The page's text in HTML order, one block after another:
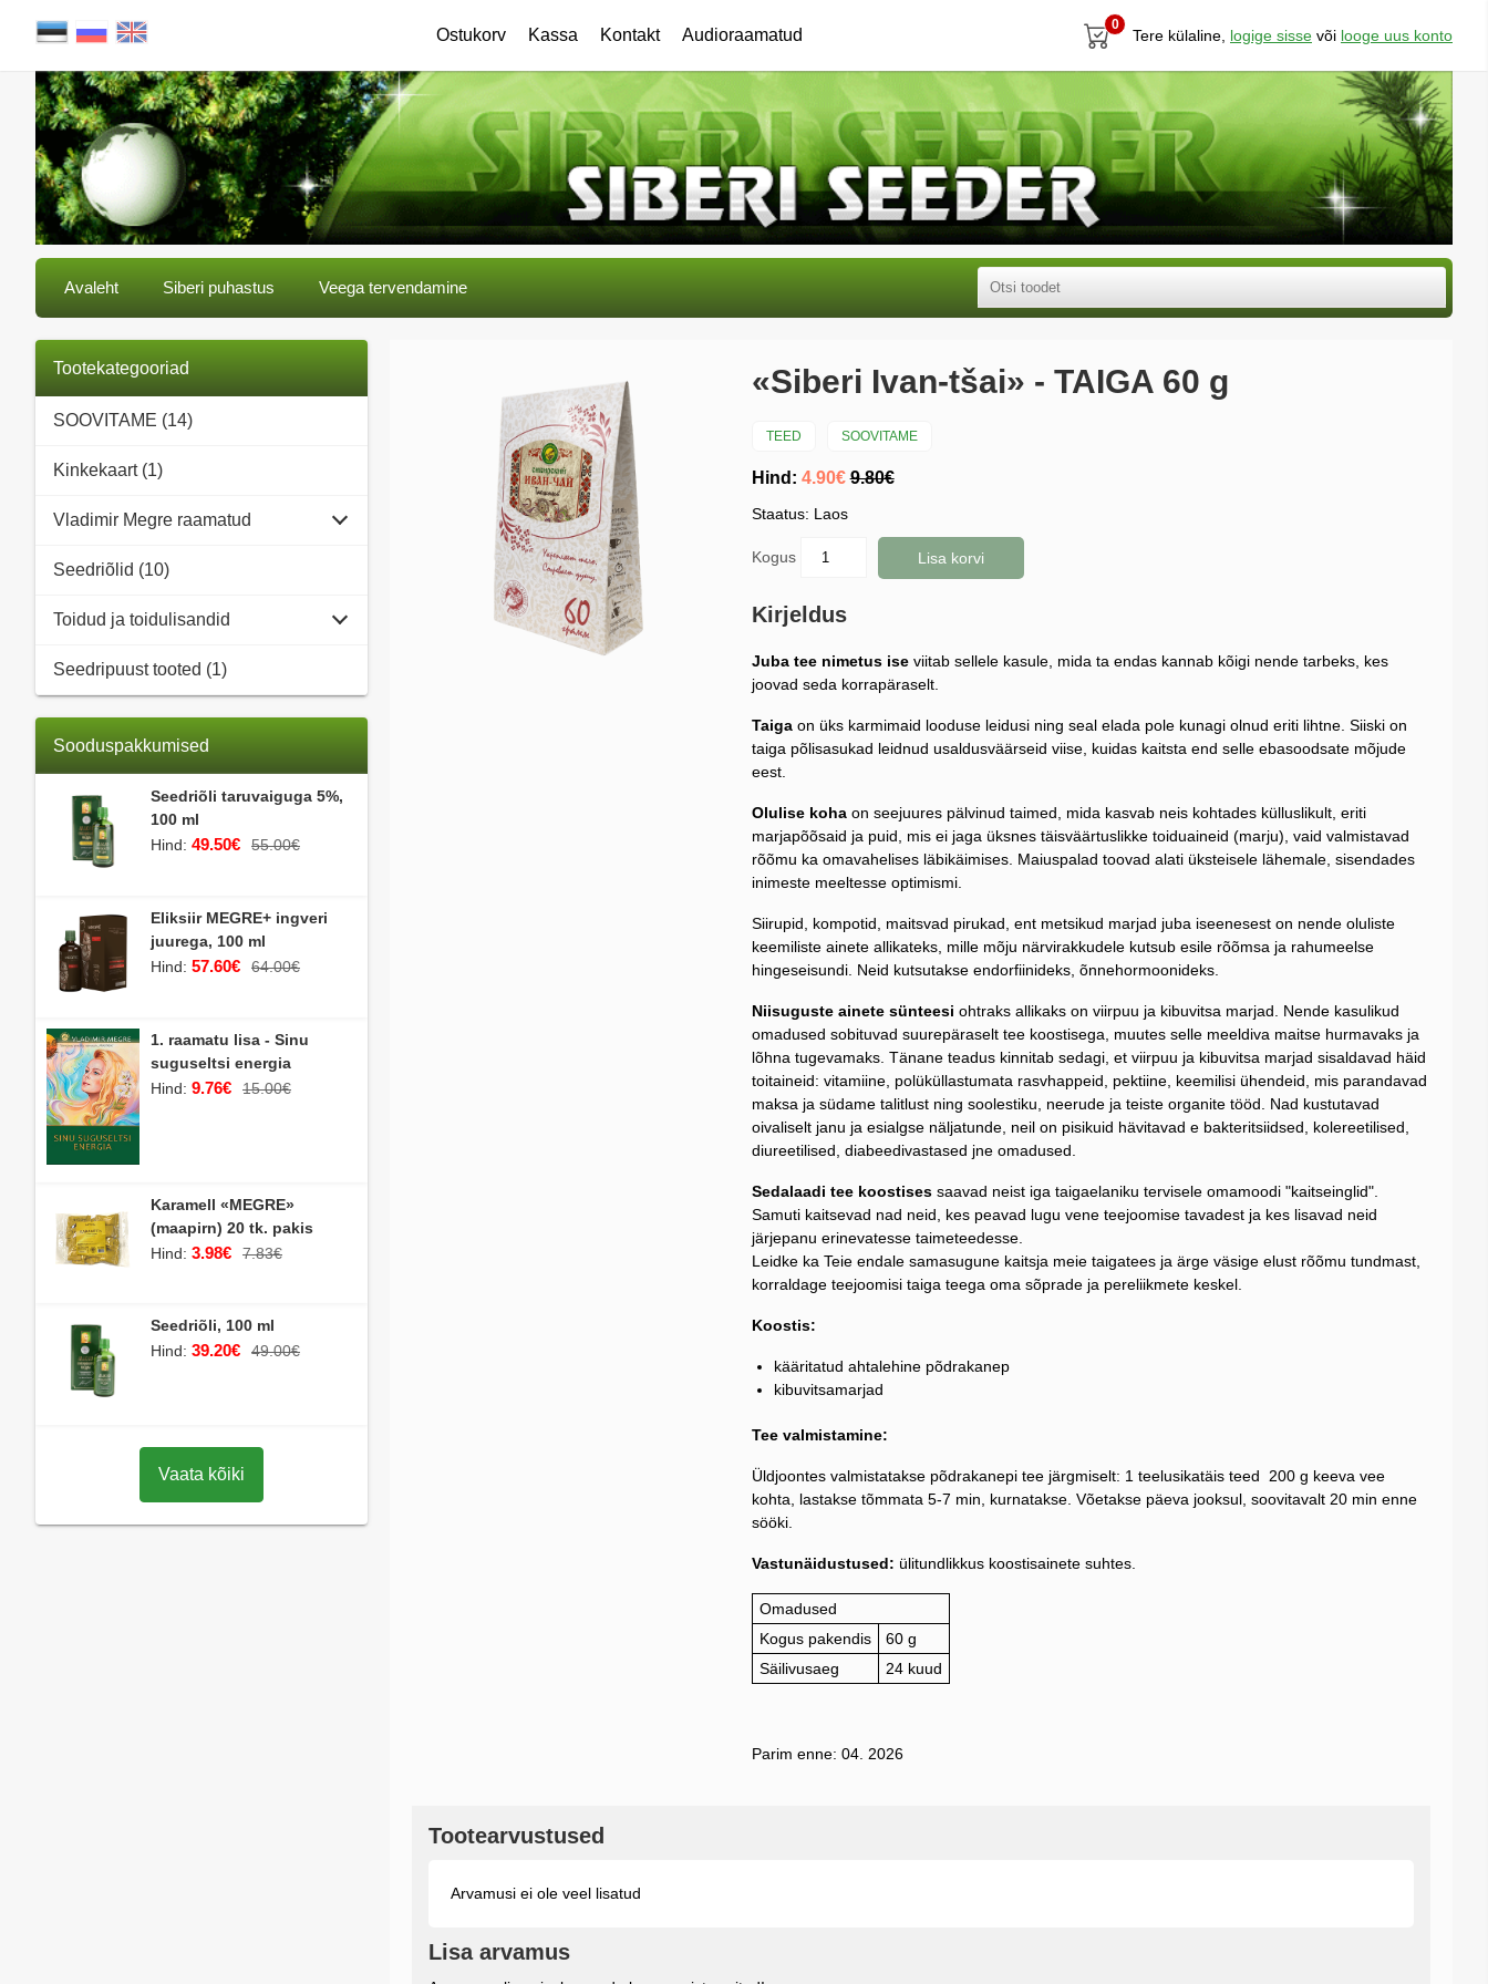
Ostukorv Kassa Kontakt Audioraamatud
0
Tere külaline, logige sisse või looge uus konto
Avaleht Siberi puhastus Veega tervendamine
Tootekategooriad
SOOVITAME (14)
Kinkekaart (1)
Vladimir Megre raamatud
Seedriõlid (10)
Toidud ja toidulisandid
Seedripuust tooted (1)
Sooduspakkumised
Seedriõli taruvaiguga 5%,
100 ml
Hind: 49.50€ 55.00€
Eliksiir MEGRE+ ingveri
juurega, 100 ml
Hind: 57.60€ 64.00€
1. raamatu lisa - Sinu
suguseltsi energia
Hind: 9.76€ 15.00€
Karamell «MEGRE»
(maapirn) 20 tk. pakis
Hind: 3.98€ 7.83€
Seedriõli, 100 ml
Hind: 39.20€ 49.00€
Vaata kõiki
«Siberi Ivan-tšai» - TAIGA 60 g
TEED SOOVITAME
Hind: 4.90€ 9.80€
Staatus: Laos
Kogus Lisa korvi
Kirjeldus
Juba tee nimetus iseviitab sellele kasule, mida ta endas kannab kõigi nende tarbeks, kes
joovad seda korrapäraselt.
Taigaon üks karmimaid looduse leidusi ning seal elada pole kunagi olnud eriti lihtne. Siiski on
taiga põlisasukad leidnud usaldusväärseid viise, kuidas kaitsta end selle ebasoodsate mõjude
eest.
Olulise kohaon seejuures pälvinud taimed, mida kasvab neis kohtades külluslikult, eriti
marjapõõsaid ja puid, mis ei jaga üksnes täisväärtuslikke toiduaineid (marju), vaid valmistavad
rõõmu ka omavahelises läbikäimises. Maiuspalad toovad alati üksteisele lähemale, sisendades
inimeste meeltesse optimismi.
Siirupid, kompotid, maitsvad pirukad, ent metsikud marjad juba iseenesest on nende oluliste
keemiliste ainete allikateks, mille mõju närvirakkudele kutsub esile rõõmsa ja rahumeelse
hingeseisundi. Neid kutsutakse endorfiinideks, õnnehormoonideks.
Niisuguste ainete sünteesi ohtraks allikaks on viirpuu ja kibuvitsa marjad. Nende kasulikud
omadused sobituvad suurepäraselt tee koostisega, muutes selle meeldiva maitse hurmavaks ja
lõhna tugevamaks. Tänane teadus kinnitab sedagi, et viirpuu ja kibuvitsa marjad sisaldavad häid
toitaineid: vitamiine, polüküllastumata rasvhappeid, pektiine, keemilisi ühendeid, mis parandavad
maksa ja südame talitlust ning soolestiku, neerude ja teiste organite tööd. Nad kustutavad
oivaliselt janu ja esialgse näljatunde, neil on pisikuid hävitavad e bakteritsiidsed, kolereetilised,
diureetilised, diabeedivastased jne omadused.
Sedalaadi tee koostisessaavad neist iga taigaelaniku tervisele omamoodi "kaitseinglid".
Samuti kaitsevad nad neid, kes peavad lugu vene teejoomise tavadest ja kes lisavad neid
järjepanu erinevatesse taimeteedesse.
Leidke ka Teie endale samasugune kaitsja meie taigatees ja ärge väsige elust rõõmu tundmast,
korraldage teejoomisi taiga teega oma sõprade ja pereliikmete keskel.
Koostis:
kääritatud ahtalehine põdrakanep
kibuvitsamarjad
Tee valmistamine:
Üldjoontes valmistatakse põdrakanepi tee järgmiselt: 1 teelusikatäis teed 200 g keeva vee
kohta, lastakse tõmmata 5-7 min, kurnatakse. Võetakse päeva jooksul, soovitavalt 20 min enne
sööki.
Vastunäidustused: ülitundlikkus koostisainete suhtes.
Omadused
Kogus pakendis
60 g
Säilivusaeg
24 kuud
Parim enne: 04. 2026
Tootearvustused
Arvamusi ei ole veel lisatud
Lisa arvamus